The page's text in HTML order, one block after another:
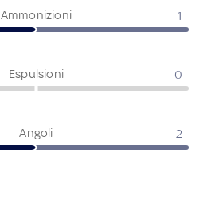
Ammonizioni 1
Espulsioni 0
Angoli 2